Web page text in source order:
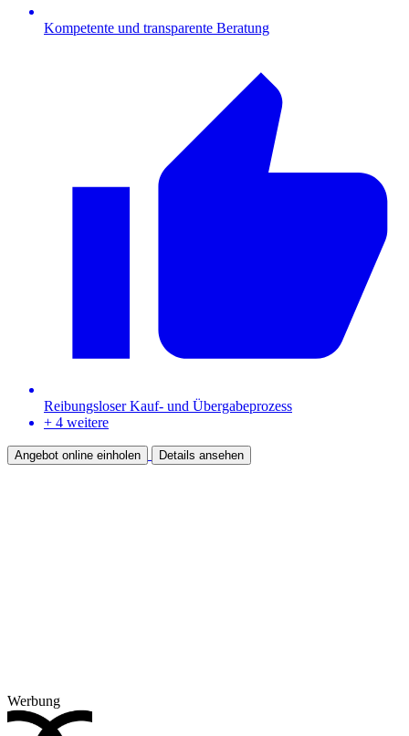
Kompetente und transparente Beratung
Reibungsloser Kauf- und Übergabeprozess
+ 4 weitere
Angebot online einholen Details ansehen
Werbung